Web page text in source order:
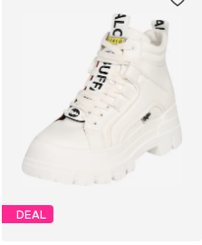
DEAL